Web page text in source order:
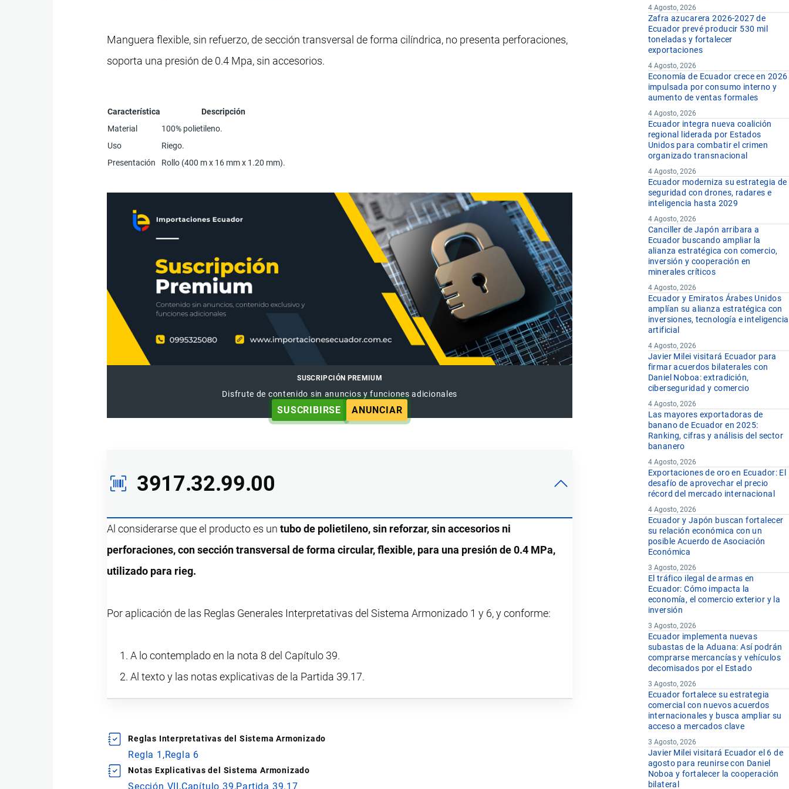
Manguera flexible, sin refuerzo, de sección transversal de forma cilíndrica, no presenta perforaciones,
soporta una presión de 0.4 Mpa, sin accesorios.
Característica
Descripción
Material
100% polietileno.
Uso
Riego.
Presentación
Rollo (400 m x 16 mm x 1.20 mm).
SUSCRIPCIÓN PREMIUM
Disfrute de contenido sin anuncios y funciones adicionales
SUSCRIBIRSE ANUNCIAR
3917.32.99.00
Al considerarse que el producto es untubo de polietileno, sin reforzar, sin accesorios ni
perforaciones, con sección transversal de forma circular, flexible, para una presión de 0.4 MPa,
utilizado para rieg.
Por aplicación de las Reglas Generales Interpretativas del Sistema Armonizado 1 y 6, y conforme:
A lo contemplado en la nota 8 del Capítulo 39.
Al texto y las notas explicativas de la Partida 39.17.
Reglas Interpretativas del Sistema Armonizado
Regla 1 Regla 6
Notas Explicativas del Sistema Armonizado
Sección VII Capítulo 39 Partida 39.17
4 Agosto, 2026
Zafra azucarera 2026-2027 de
Ecuador prevé producir 530 mil
toneladas y fortalecer
exportaciones
4 Agosto, 2026
Economía de Ecuador crece en 2026
impulsada por consumo interno y
aumento de ventas formales
4 Agosto, 2026
Ecuador integra nueva coalición
regional liderada por Estados
Unidos para combatir el crimen
organizado transnacional
4 Agosto, 2026
Ecuador moderniza su estrategia de
seguridad con drones, radares e
inteligencia hasta 2029
4 Agosto, 2026
Canciller de Japón arribara a
Ecuador buscando ampliar la
alianza estratégica con comercio,
inversión y cooperación en
minerales críticos
4 Agosto, 2026
Ecuador y Emiratos Árabes Unidos
amplían su alianza estratégica con
inversiones, tecnología e inteligencia
artificial
4 Agosto, 2026
Javier Milei visitará Ecuador para
firmar acuerdos bilaterales con
Daniel Noboa: extradición,
ciberseguridad y comercio
4 Agosto, 2026
Las mayores exportadoras de
banano de Ecuador en 2025:
Ranking, cifras y análisis del sector
bananero
4 Agosto, 2026
Exportaciones de oro en Ecuador: El
desafío de aprovechar el precio
récord del mercado internacional
4 Agosto, 2026
Ecuador y Japón buscan fortalecer
su relación económica con un
posible Acuerdo de Asociación
Económica
3 Agosto, 2026
El tráfico ilegal de armas en
Ecuador: Cómo impacta la
economía, el comercio exterior y la
inversión
3 Agosto, 2026
Ecuador implementa nuevas
subastas de la Aduana: Así podrán
comprarse mercancías y vehículos
decomisados por el Estado
3 Agosto, 2026
Ecuador fortalece su estrategia
comercial con nuevos acuerdos
internacionales y busca ampliar su
acceso a mercados clave
3 Agosto, 2026
Javier Milei visitará Ecuador el 6 de
agosto para reunirse con Daniel
Noboa y fortalecer la cooperación
bilateral